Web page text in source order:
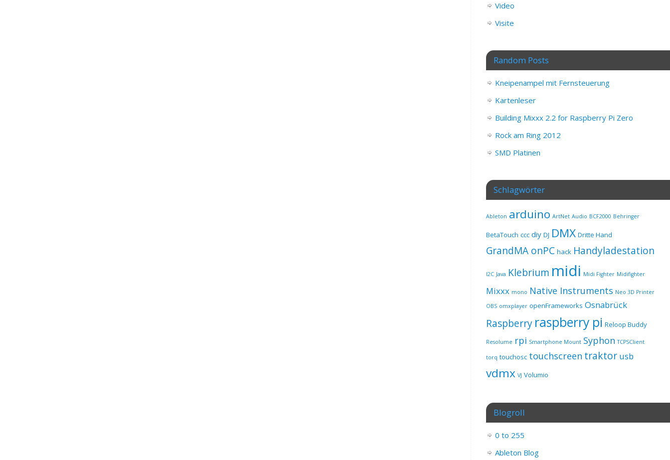
Video
Visite
Random Posts
Kneipenampel mit Fernsteuerung
Kartenleser
Building Mixxx 2.2 for Raspberry Pi Zero
Rock am Ring 2012
SMD Platinen
Schlagwörter
Ableton arduino ArtNet Audio BCF2000 Behringer
BetaTouch ccc diy DJ DMX Dritte Hand
GrandMA onPC hack Handyladestation
I2C Java Klebrium midi Midi Fighter Midifighter
Mixxx mono Native Instruments Neo 3D Printer
OBS omxplayer openFrameworks Osnabrück
Raspberry raspberry pi Reloop Buddy
Resolume rpi Smartphone Mount Syphon TCPSClient
torq touchosc touchscreen traktor usb
vdmx VJ Volumio
Blogroll
0 to 255
Ableton Blog